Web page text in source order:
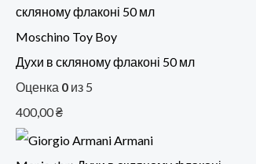
Moschino Toy Boy
Духи в скляному флаконі 50 мл
Оценка 0 из 5
400,00₴